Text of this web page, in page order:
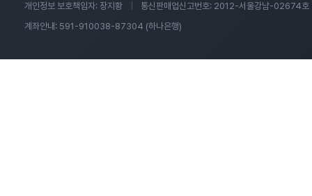
개인정보 보호책임자: 장지황
통신판매업신고번호: 2012-서울강남-02674호
계좌안내: 591-910038-87304 (하나은행)